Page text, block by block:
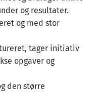
og resultater.
og med stor
tager initiativ
opgaver og
den større